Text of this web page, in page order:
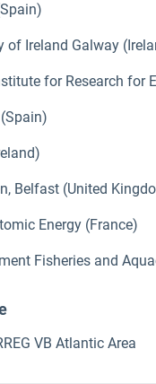
of Ireland Galway
for Research for
Belfast (United
Energy (France)
Fisheries and
VB Atlantic Area